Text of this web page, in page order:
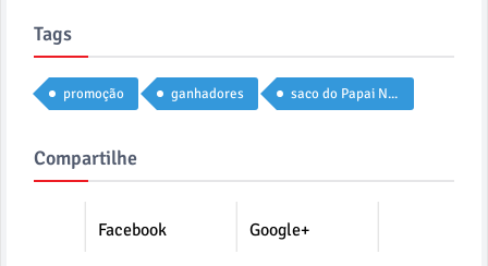
Tags
promoção ganhadores saco do Papai Noel
Compartilhe
Facebook Google+